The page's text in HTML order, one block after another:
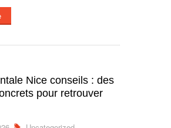
Nice conseils : des
pour retrouver